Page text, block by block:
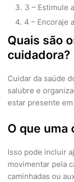
3 – Estimule
4 – Encoraje
Quais são
cuidadora?
Cuidar da saúde
salubre e
estar presente
O que uma
Isso pode incluir
movimentar pela
caminhadas ou